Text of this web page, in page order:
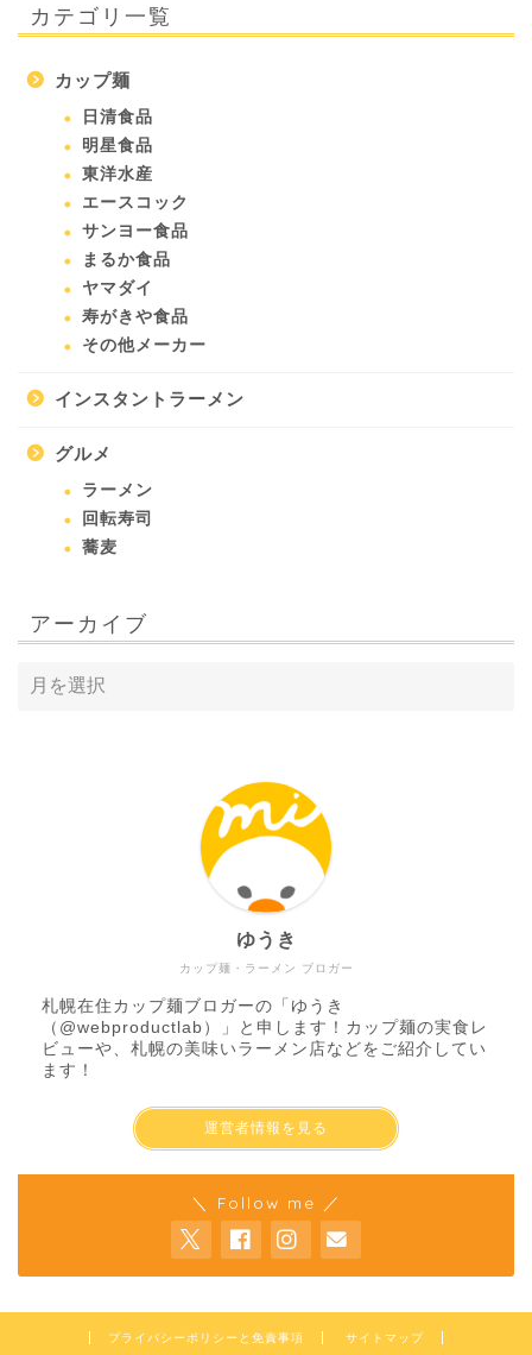
カテゴリ一覧
カップ麺
日清食品
明星食品
東洋水産
エースコック
サンヨー食品
まるか食品
ヤマダイ
寿がきや食品
その他メーカー
インスタントラーメン
グルメ
ラーメン
回転寿司
蕎麦
アーカイブ
カップ麺・ラーメン ブロガー
ゆうき
札幌在住カップ麺ブロガーの「ゆうき
（ @webproductlab ）」と申します！カップ麺の実食レ
ビューや、札幌の美味いラーメン店などをご紹介してい
ます！
運営者情報を見る
＼ Follow me ／
プライバシーポリシーと免責事項 サイトマップ